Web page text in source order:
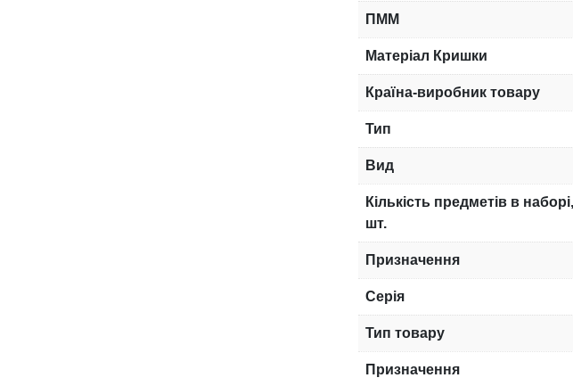
ПММ
Матеріал Кришки
Країна-виробник товару
Тип
Вид
Кількість предметів в наборі,
шт.
Призначення
Серія
Тип товару
Призначення